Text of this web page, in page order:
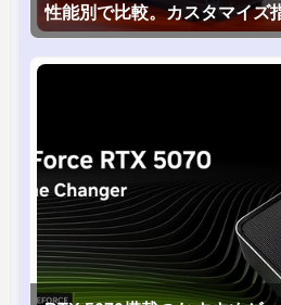
性能別で比較。カスタマイズ